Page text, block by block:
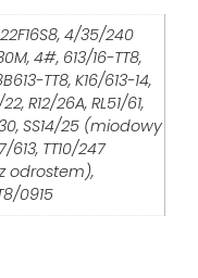
4/35/240
4#, 613/16-TT8,
TT8, K16/613-14,
R12/26A, RL51/61,
SS14/25 (miodowy
TT10/247
odrostem),
0915